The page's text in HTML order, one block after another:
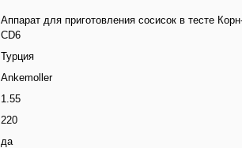
Аппарат для приготовления сосисок в тесте
CD6
Турция
Ankemoller
1.55
220
да